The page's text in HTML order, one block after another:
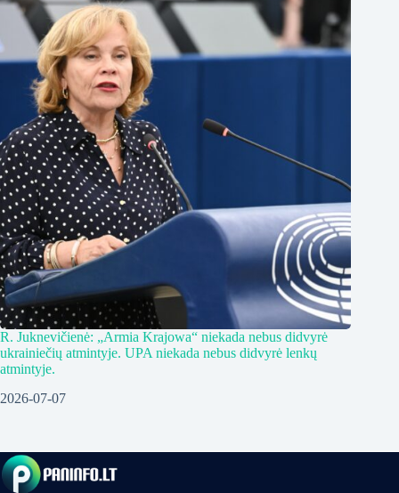
R. Juknevičienė: „Armia Krajowa“ niekada nebus didvyrė
ukrainiečių atmintyje. UPA niekada nebus didvyrė lenkų
atmintyje.
2026-07-07